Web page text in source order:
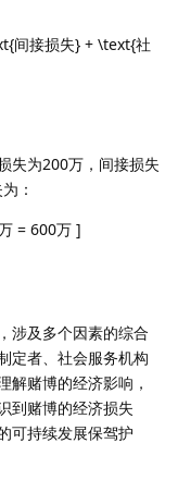
间接损失} + \text{社
失为200万，间接损失
：
= 600万 ]
涉及多个因素的综合
定者、社会服务机构
解赌博的经济影响，
到赌博的经济损失
可持续发展保驾护